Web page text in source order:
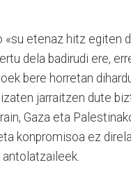
etenaz hitz egiten
dela badirudi ere,
bere horretan
jarraitzen dute
Gaza eta
konpromisoa ez
antolatzaileek.